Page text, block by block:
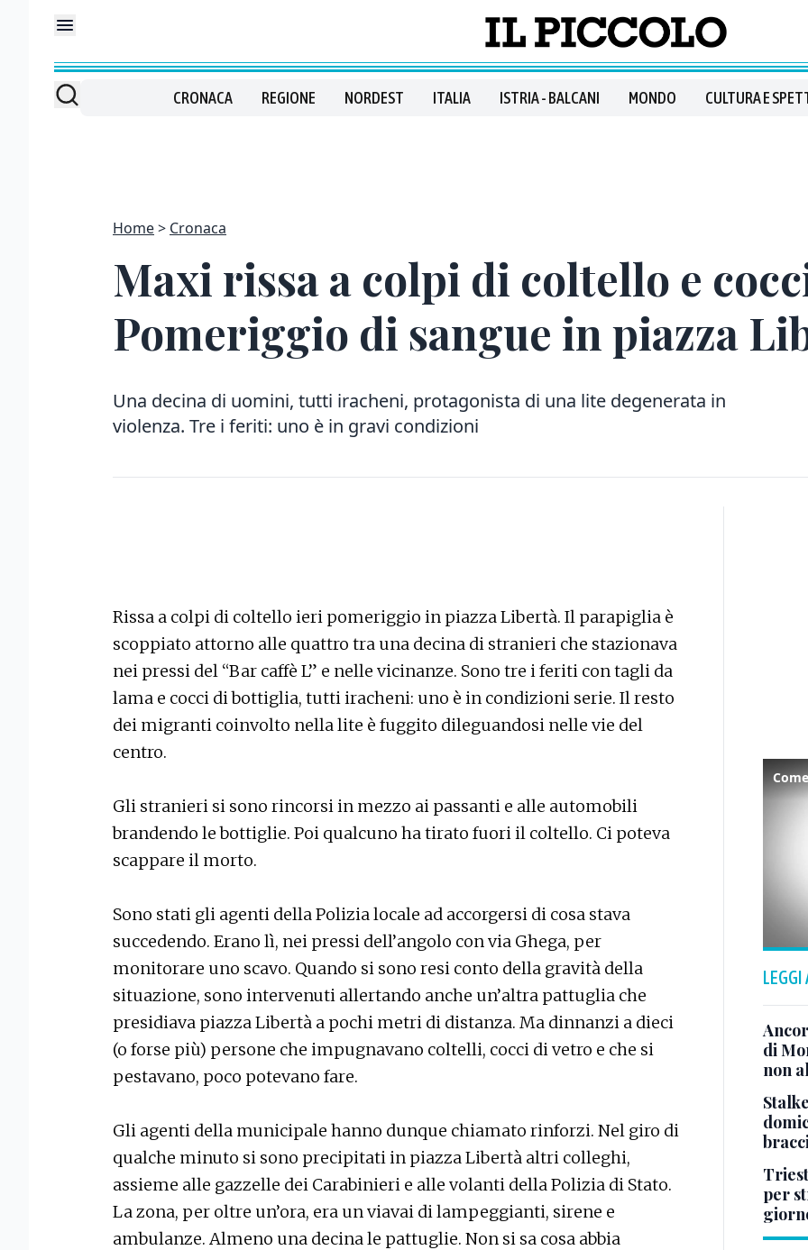
CRONACA REGIONE NORDEST ITALIA ISTRIA - BALCANI MONDO CULTURA E
Home Cronaca
Maxi rissa a colpi di coltello e
Pomeriggio di sangue in piazza
Una decina di uomini, tutti iracheni, protagonista di una lite degenerata in
violenza. Tre i feriti: uno è in gravi condizioni
Rissa a colpi di coltello ieri pomeriggio in piazza Libertà. Il parapiglia è
scoppiato attorno alle quattro tra una decina di stranieri che stazionava
nei pressi del “Bar caffè L” e nelle vicinanze. Sono tre i feriti con tagli da
lama e cocci di bottiglia, tutti iracheni: uno è in condizioni serie. Il resto
dei migranti coinvolto nella lite è fuggito dileguandosi nelle vie del
centro.
Gli stranieri si sono rincorsi in mezzo ai passanti e alle automobili
brandendo le bottiglie. Poi qualcuno ha tirato fuori il coltello. Ci poteva
scappare il morto.
Sono stati gli agenti della Polizia locale ad accorgersi di cosa stava
succedendo. Erano lì, nei pressi dell’angolo con via Ghega, per
monitorare uno scavo. Quando si sono resi conto della gravità della
situazione, sono intervenuti allertando anche un’altra pattuglia che
presidiava piazza Libertà a pochi metri di distanza. Ma dinnanzi a dieci
(o forse più) persone che impugnavano coltelli, cocci di vetro e che si
pestavano, poco potevano fare.
Gli agenti della municipale hanno dunque chiamato rinforzi. Nel giro di
qualche minuto si sono precipitati in piazza Libertà altri colleghi,
assieme alle gazzelle dei Carabinieri e alle volanti della Polizia di Stato.
La zona, per oltre un’ora, era un viavai di lampeggianti, sirene e
ambulanze. Almeno una decina le pattuglie. Non si sa cosa abbia
LEGGI
di
non
per